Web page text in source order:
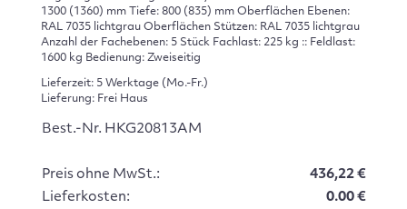
1300 (1360) mm Tiefe: 800 (835) mm Oberflächen Ebenen:
RAL 7035 lichtgrau Oberflächen Stützen: RAL 7035 lichtgrau
Anzahl der Fachebenen: 5 Stück Fachlast: 225 kg :: Feldlast:
1600 kg Bedienung: Zweiseitig
Lieferzeit: 5 Werktage (Mo.-Fr.)
Lieferung: Frei Haus
Best.-Nr. HKG20813AM
Preis ohne MwSt.:
436,22 €
Lieferkosten:
0.00 €